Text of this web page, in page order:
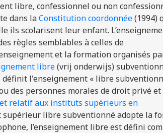
libre, confessionnel ou non
dans laConstitution coordonnée(1994)
ils scolarisent leur enfant.
règles semblables à celles de
et la formation organisés
libre(vrij onderwijs)
définit l'enseignement « libre
des personnes morales de droit privé et
relatif aux instituts supérieurs en
supérieur libre subventionné adopte la
l’enseignement libre est défini